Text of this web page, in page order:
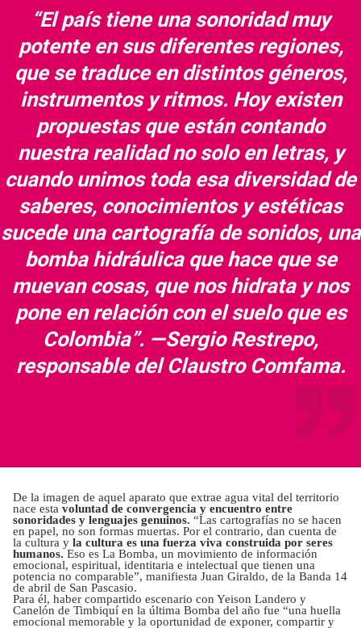
“El país tiene una sonoridad muy
potente en sus diferentes regiones,
que se traduce en distintos géneros,
instrumentos y ritmos. Hoy existen
propuestas que están contando
nuestra realidad no solo en letras, y
cuando unimos toda esa diversidad de
saberes, conocimientos y estéticas
sucede una cartografía de sonidos, una
bomba hidráulica que hace que se
muevan cosas, que nos hidrata y nos
pone en relación con el suelo que es
Colombia”. —Sergio Restrepo,
responsable del Claustro Comfama.
De la imagen de aquel aparato que extrae agua vital del territorio
nace esta voluntad de convergencia y encuentro entre
sonoridades y lenguajes genuinos. “Las cartografías no se hacen
en papel, no son formas muertas. Por el contrario, dan cuenta de
la cultura y la cultura es una fuerza viva construida por seres
humanos. Eso es La Bomba, un movimiento de información
emocional, espiritual, identitaria e intelectual que tienen una
potencia no comparable”, manifiesta Juan Giraldo, de la Banda 14
de abril de San Pascasio.
Para él, haber compartido escenario con Yeison Landero y
Canelón de Timbiquí en la última Bomba del año fue “una huella
emocional memorable y la oportunidad de exponer, compartir y